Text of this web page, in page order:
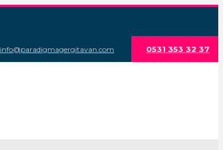
info@paradigmagergitavan.com 0531 353 32 37